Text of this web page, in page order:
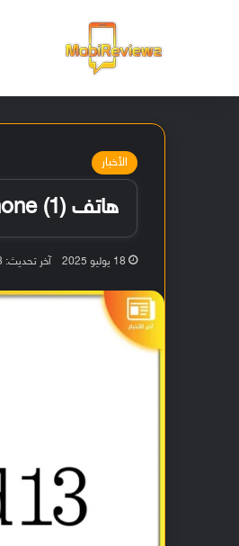
الأخبار
هاتف Nothing Phone (1) يحصل على تحديث أندرويد 13 تجريبيًا
18 يوليو 2025 آخر تحديث: 18 يوليو 2025